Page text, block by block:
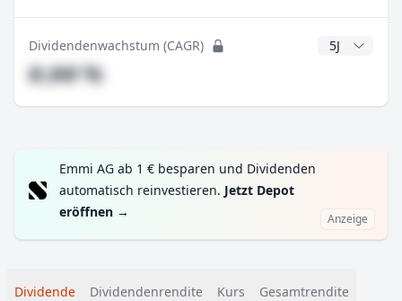
Dividendenwachstum (CAGR) CAGR Jahre
#,## %
Emmi AG ab 1 € besparen und Dividenden
automatisch reinvestieren. Jetzt Depot
eröffnen → Anzeige
Dividende Dividendenrendite Kurs Gesamtrendite